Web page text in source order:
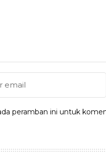
peramban ini untuk